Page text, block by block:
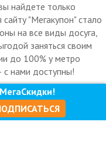
найдете только
"Мегакупон" стало
на все виды досуга,
заняться своим
до 100% у метро
с нами доступны!